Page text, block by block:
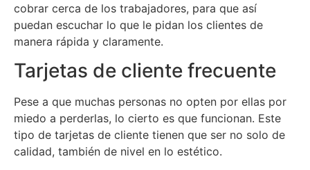
cobrar cerca de los trabajadores, para que así
puedan escuchar lo que le pidan los clientes de
manera rápida y claramente.
Tarjetas de cliente frecuente
Pese a que muchas personas no opten por ellas por
miedo a perderlas, lo cierto es que funcionan. Este
tipo de tarjetas de cliente tienen que ser no solo de
calidad, también de nivel en lo estético.